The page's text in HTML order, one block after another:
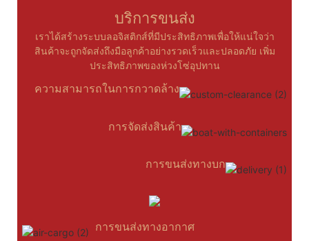
บริการขนส่ง
เราได้สร้างระบบลอจิสติกส์ที่มีประสิทธิภาพเพื่อให้แน่ใจว่า
สินค้าจะถูกจัดส่งถึงมือลูกค้าอย่างรวดเร็วและปลอดภัย เพิ่ม
ประสิทธิภาพของห่วงโซ่อุปทาน
ความสามารถในการกวาดล้าง
การจัดส่งสินค้า
การขนส่งทางบก
การขนส่งทางอากาศ